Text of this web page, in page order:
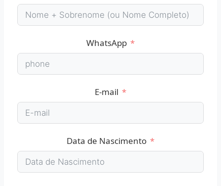
WhatsApp
E-mail
Data de Nascimento